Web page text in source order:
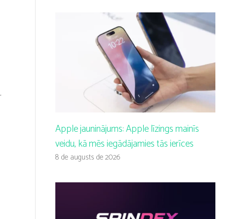
Apple jauninājums: Apple līzings mainīs
veidu, kā mēs iegādājamies tās ierīces
8 de augusts de 2026